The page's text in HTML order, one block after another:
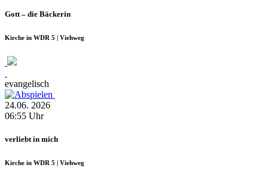
Gott – die Bäckerin
Kirche in WDR 5 | Viehweg
evangelisch
24.06. 2026
06:55 Uhr
verliebt in mich
Kirche in WDR 5 | Viehweg